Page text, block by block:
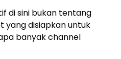
di sini bukan tentang
yang disiapkan untuk
banyak channel